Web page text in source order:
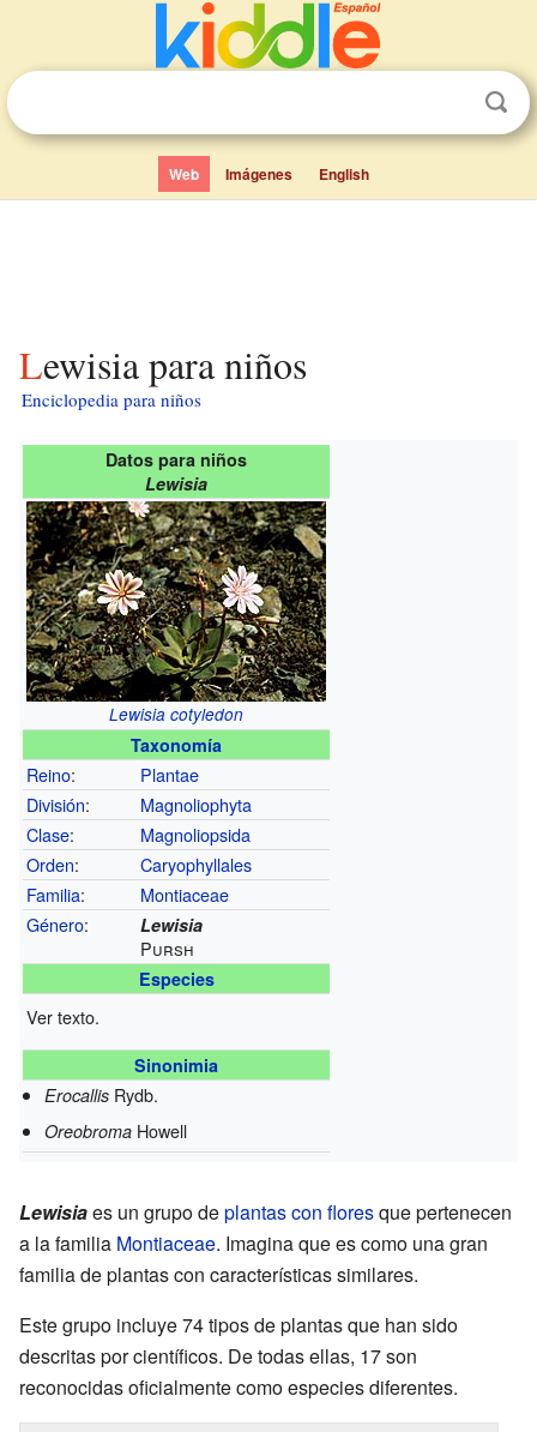
Web Imágenes English
Lewisia para niños
Enciclopedia para niños
Datos para niños
Lewisia
Lewisia cotyledon
Taxonomía
Reino:
Plantae
División:
Magnoliophyta
Clase:
Magnoliopsida
Orden:
Caryophyllales
Familia:
Montiaceae
Género: Lewisia
Pursh
Especies
Ver texto.
Sinonimia
ErocallisRydb.
OreobromaHowell
Lewisiaes un grupo deplantas con floresque pertenecen
a la familia Montiaceae. Imagina que es como una gran
familia de plantas con características similares.
Este grupo incluye 74 tipos de plantas que han sido
descritas por científicos. De todas ellas, 17 son
reconocidas oficialmente como especies diferentes.